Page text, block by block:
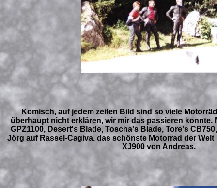
Komisch, auf jedem zeiten Bild sind so viele
überhaupt nicht erklären, wir mir das passieren konnte.
GPZ1100, Desert's Blade, Toscha's Blade, Tore's
Jörg auf Rassel-Cagiva, das schönste Motorrad der
XJ900 von Andreas.